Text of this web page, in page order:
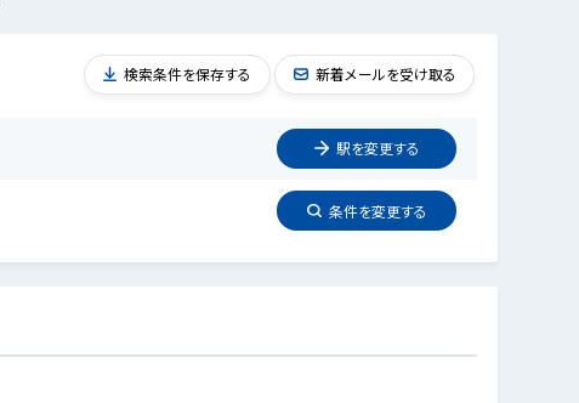
駅を変更する
条件を変更する
検索条件を保存する 新着メールを受け取る